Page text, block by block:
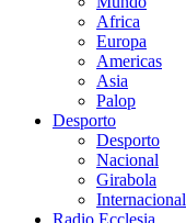
Africa
Europa
Americas
Asia
Palop
Desporto
Desporto
Nacional
Girabola
Internacional
Radio Ecclesia